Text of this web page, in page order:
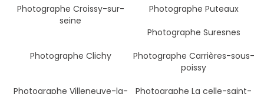
Photographe Croissy-sur-
seine
Photographe Puteaux
Photographe Suresnes
Photographe Clichy
Photographe Carrières-sous-
poissy
Photographe Villeneuve-la-
Photographe La celle-saint-